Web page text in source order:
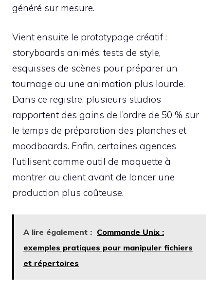
généré sur mesure.
Vient ensuite le prototypage créatif :
storyboards animés, tests de style,
esquisses de scènes pour préparer un
tournage ou une animation plus lourde.
Dans ce registre, plusieurs studios
rapportent des gains de l’ordre de 50 % sur
le temps de préparation des planches et
moodboards. Enfin, certaines agences
l’utilisent comme outil de maquette à
montrer au client avant de lancer une
production plus coûteuse.
A lire également : Commande Unix :
exemples pratiques pour manipuler fichiers
et répertoires